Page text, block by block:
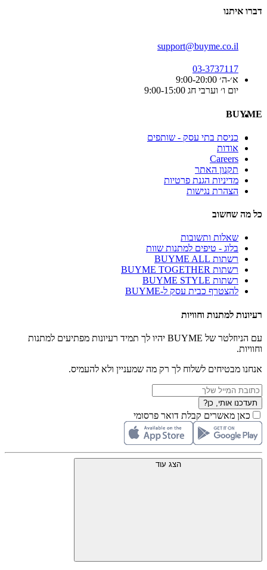
דברו איתנו
support@buyme.co.il
03-3737117
א׳-ה׳ 9:00-20:00
יום ו׳ וערבי חג 9:00-15:00
BUYME
כניסת בתי עסק - שותפים
אודות
Careers
תקנון האתר
מדיניות הגנת פרטיות
הצהרת נגישות
כל מה שחשוב
שאלות ותשובות
בלוג - טיפים למתנות שוות
רשתות BUYME ALL
רשתות BUYME TOGETHER
רשתות BUYME STYLE
להצטרף כבית עסק ל-BUYME
רעיונות למתנות וחוויות
עם הניוזלטר של BUYME יהיו לך תמיד רעיונות מפתיעים למתנות
וחוויות.
אנחנו מבטיחים לשלוח לך רק מה שמעניין ולא להעמיס.
תעדכנו אותי, כן?
כאן מאשרים קבלת דואר פרסומי
הצג עוד